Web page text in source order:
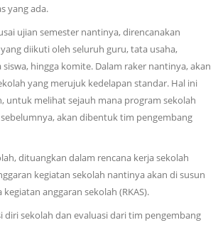
yang ada.
ujian semester nantinya, direncanakan
diikuti oleh seluruh guru, tata usaha,
hingga komite. Dalam raker nantinya, akan
yang merujuk kedelapan standar. Hal ini
untuk melihat sejauh mana program sekolah
akan dibentuk tim pengembang
dituangkan dalam rencana kerja sekolah
kegiatan sekolah nantinya akan di susun
anggaran sekolah (RKAS).
diri sekolah dan evaluasi dari tim pengembang